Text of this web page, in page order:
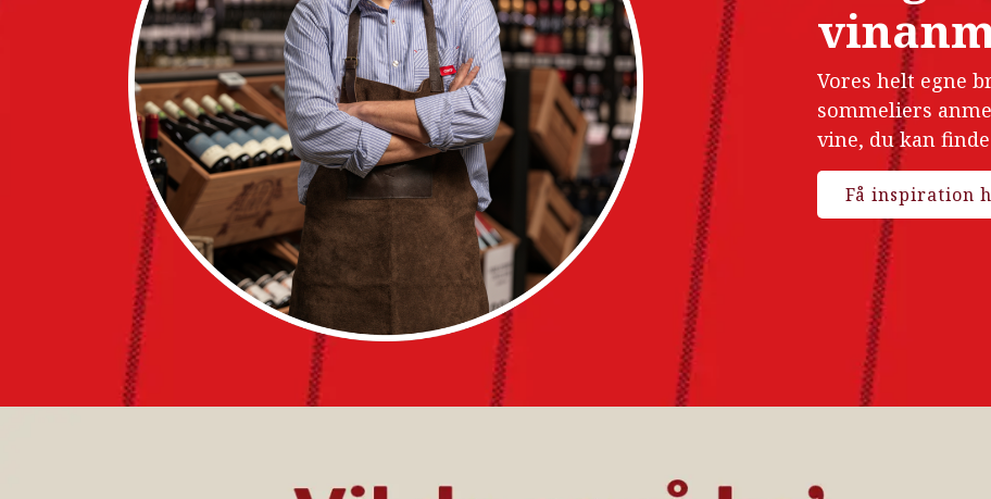
Vores helt egne
sommeliers
vine, du kan
Få inspiration